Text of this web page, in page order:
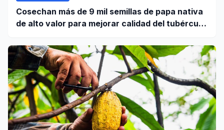
Cosechan más de 9 mil semillas de papa nativa
de alto valor para mejorar calidad del tubérculo